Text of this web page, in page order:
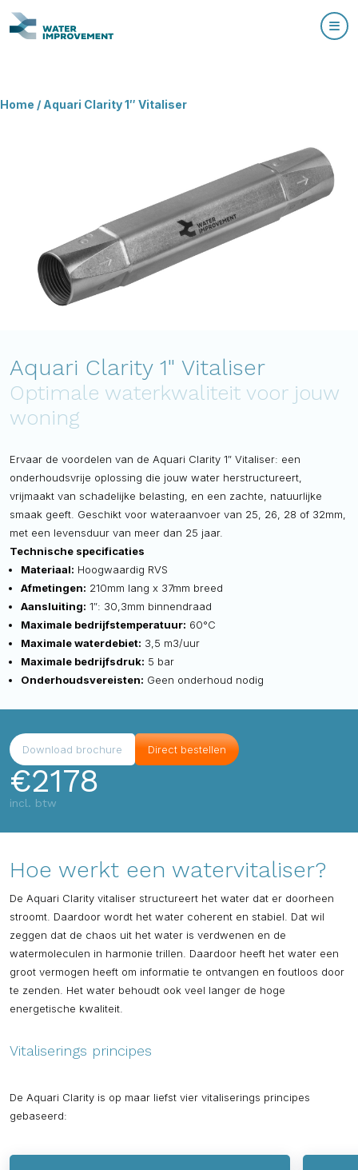
Home / Aquari Clarity 1″ Vitaliser
Aquari Clarity 1" Vitaliser
Optimale waterkwaliteit voor jouw
woning
Ervaar de voordelen van de Aquari Clarity 1″ Vitaliser: een
onderhoudsvrije oplossing die jouw water herstructureert,
vrijmaakt van schadelijke belasting, en een zachte, natuurlijke
smaak geeft. Geschikt voor wateraanvoer van 25, 26, 28 of 32mm,
met een levensduur van meer dan 25 jaar.
Technische specificaties
Materiaal: Hoogwaardig RVS
Afmetingen: 210mm lang x 37mm breed
Aansluiting: 1″: 30,3mm binnendraad
Maximale bedrijfstemperatuur: 60°C
Maximale waterdebiet: 3,5 m3/uur
Maximale bedrijfsdruk: 5 bar
Onderhoudsvereisten: Geen onderhoud nodig
Download brochure Direct bestellen
€2178
incl. btw
Hoe werkt een watervitaliser?
De Aquari Clarity vitaliser structureert het water dat er doorheen
stroomt. Daardoor wordt het water coherent en stabiel. Dat wil
zeggen dat de chaos uit het water is verdwenen en de
watermoleculen in harmonie trillen. Daardoor heeft het water een
groot vermogen heeft om informatie te ontvangen en foutloos door
te zenden. Het water behoudt ook veel langer de hoge
energetische kwaliteit.
Vitaliserings principes
De Aquari Clarity is op maar liefst vier vitaliserings principes
gebaseerd: